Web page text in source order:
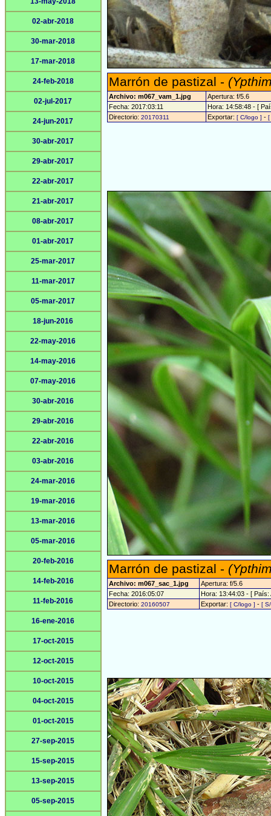
02-abr-2018
30-mar-2018
17-mar-2018
24-feb-2018
02-jul-2017
24-jun-2017
30-abr-2017
29-abr-2017
22-abr-2017
21-abr-2017
08-abr-2017
01-abr-2017
25-mar-2017
11-mar-2017
05-mar-2017
18-jun-2016
22-may-2016
14-may-2016
07-may-2016
30-abr-2016
29-abr-2016
22-abr-2016
03-abr-2016
24-mar-2016
19-mar-2016
13-mar-2016
05-mar-2016
20-feb-2016
14-feb-2016
11-feb-2016
16-ene-2016
17-oct-2015
12-oct-2015
10-oct-2015
04-oct-2015
01-oct-2015
27-sep-2015
15-sep-2015
13-sep-2015
05-sep-2015
Marrón de pastizal -
Archivo: m067_vam_1.jpg
Apertura: f/5.6
Fecha: 2017:03:11
Hora: 14:58:48 - [
Directorio: 20170311 Exportar: [ C/logo ] - [
Marrón de pastizal -
Archivo: m067_sac_1.jpg
Apertura: f/5.6
Fecha: 2016:05:07
Hora: 13:44:03 - [ País:
Directorio: 20160507 Exportar: [ C/logo ] - [